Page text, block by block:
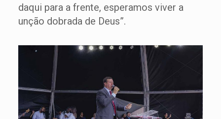
daqui para a frente, esperamos viver a
unção dobrada de Deus”.